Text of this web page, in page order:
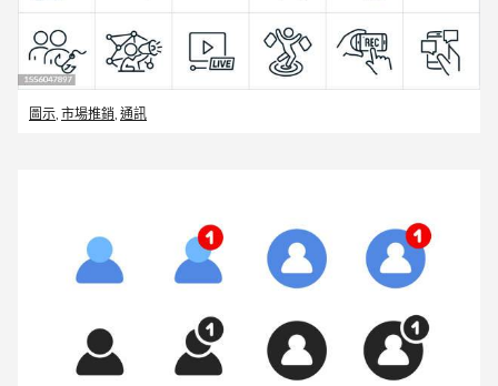
圖示, 市場推銷, 通訊